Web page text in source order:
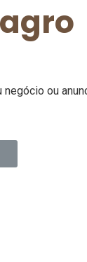
agro
ou